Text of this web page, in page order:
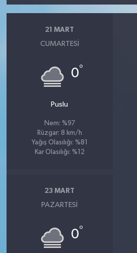
21 MART
CUMARTESI
0°
Puslu
Nem: %97
Rüzgar: 8 km/h
Yağış Olasılığı: %81
Kar Olasılığı: %12
23 MART
PAZARTESI
0°